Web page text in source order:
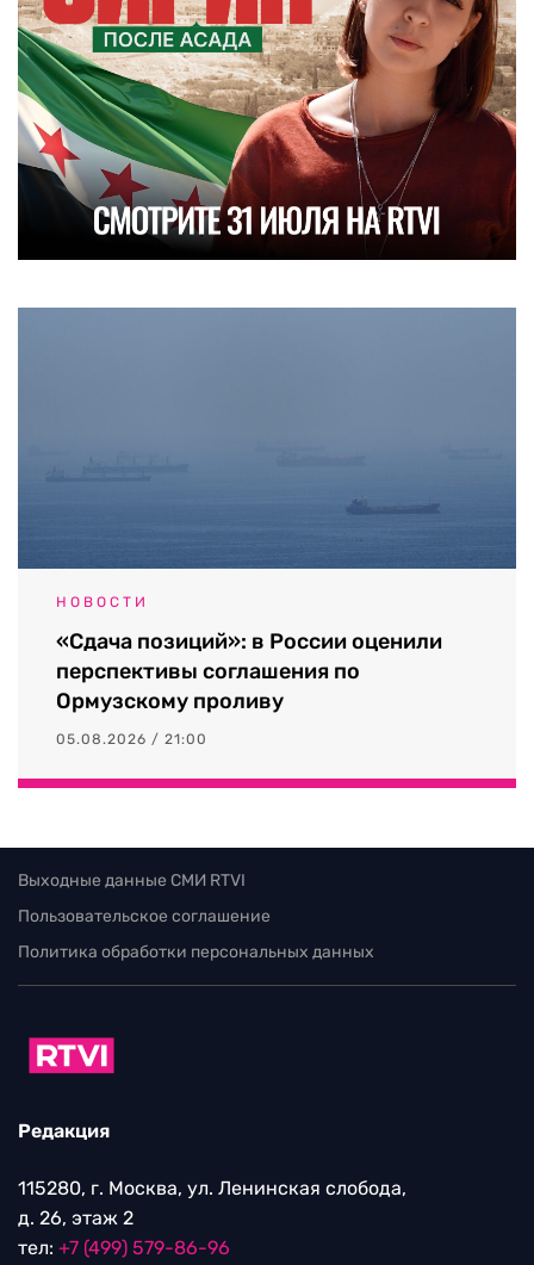
НОВОСТИ
«Сдача позиций»: в России оценили
перспективы соглашения по
Ормузскому проливу
05.08.2026 / 21:00
Выходные данные СМИ RTVI
Пользовательское соглашение
Политика обработки персональных данных
Редакция
115280, г. Москва, ул. Ленинская слобода,
д. 26, этаж 2
тел: +7 (499) 579-86-96